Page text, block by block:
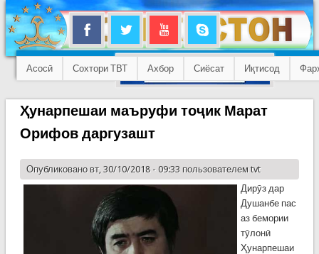
Асосӣ Сохтори ТВТ Ахбор Сиёсат Иқтисод
Ҳунарпешаи маъруфи тоҷик Марат
Орифов даргузашт
Опубликовано вт, 30/10/2018 - 09:33 пользователем tvt
Дирӯз дар
Душанбе пас
аз бемории
тӯлонӣ
Ҳунарпешаи